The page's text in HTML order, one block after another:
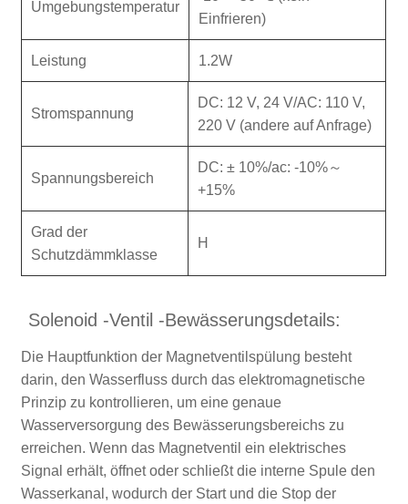
Umgebungstemperatur
Einfrieren)
Leistung 1.2W
Stromspannung
DC: 12 V, 24 V/AC: 110 V,
220 V (andere auf Anfrage)
Spannungsbereich
DC: ± 10%/ac: -10%～
+15%
Grad der
Schutzdämmklasse
H
Solenoid -Ventil -Bewässerungsdetails:
Die Hauptfunktion der Magnetventilspülung besteht
darin, den Wasserfluss durch das elektromagnetische
Prinzip zu kontrollieren, um eine genaue
Wasserversorgung des Bewässerungsbereichs zu
erreichen. Wenn das Magnetventil ein elektrisches
Signal erhält, öffnet oder schließt die interne Spule den
Wasserkanal, wodurch der Start und die Stop der